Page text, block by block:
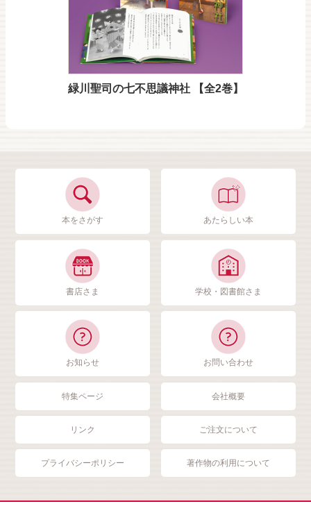
緑川聖司の七不思議神社 【全2巻】
本をさがす あたらしい本
書店さま 学校・図書館さま
お知らせ お問い合わせ
特集ページ 会社概要
リンク ご注文について
プライバシーポリシー 著作物の利用について